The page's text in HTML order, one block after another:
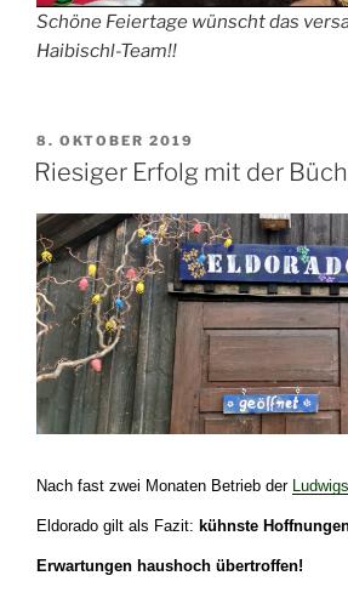
Schöne Feiertage wünscht das
Haibischl-Team!!
VERÖFFENTLICHT
AM
8. OKTOBER 2019
Riesiger Erfolg mit der
Nach fast zwei Monaten Betrieb der
Eldorado gilt als Fazit: kühnste
Erwartungen haushoch übertroffen!